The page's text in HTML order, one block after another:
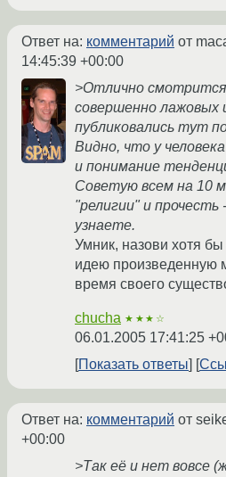
Ответ на: комментарий от
14:45:39 +00:00
>Отлично
совершенно
публиковались тут
Видно, что у
и понимание
Советую всем на 10
"религии" и прочесть
узнаете.
Умник, назови хотя
идею произведенную
время своего
chucha ★★★☆
06.01.2005 17:41:25
Показать ответы
Ответ на: комментарий от
+00:00
>Так её и нет вовсе